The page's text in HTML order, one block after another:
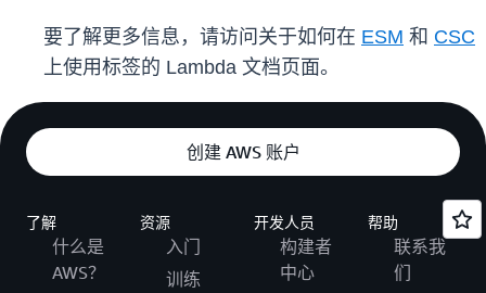
要了解更多信息，请访问关于如何在 ESM 和 CSC
上使用标签的 Lambda 文档页面。
创建 AWS 账户
了解
什么是
AWS？
资源
入门
训练
开发人员
构建者
中心
帮助
联系我
们